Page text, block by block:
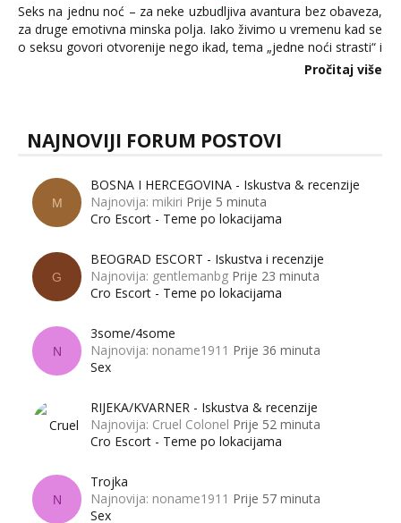
Seks na jednu noć – za neke uzbudljiva avantura bez obaveza,
za druge emotivna minska polja. Iako živimo u vremenu kad se
o seksu govori otvorenije nego ikad, tema „jedne noći strasti“ i
dalje izaziva burne rasprave. Što zapravo misle žene, a što
Pročitaj više
NAJNOVIJI FORUM POSTOVI
M
BOSNA I HERCEGOVINA - Iskustva & recenzije
Najnovija: mikiri Prije 5 minuta
Cro Escort - Teme po lokacijama
G
BEOGRAD ESCORT - Iskustva i recenzije
Najnovija: gentlemanbg Prije 23 minuta
Cro Escort - Teme po lokacijama
N
3some/4some
Najnovija: noname1911 Prije 36 minuta
Sex
RIJEKA/KVARNER - Iskustva & recenzije
Najnovija: Cruel Colonel Prije 52 minuta
Cro Escort - Teme po lokacijama
N
Trojka
Najnovija: noname1911 Prije 57 minuta
Sex